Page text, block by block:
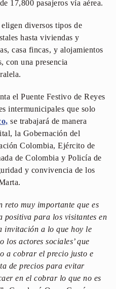
17,800 pasajeros vía aérea.
diversos tipos de
hasta viviendas y
casa fincas, y alojamientos
con una presencia
el Puente Festivo de Reyes
intermunicipales que solo
se trabajará de manera
la Gobernación del
Colombia, Ejército de
de Colombia y Policía de
y convivencia de los
reto muy importante que es
positiva para los visitantes en
invitación a lo que hoy le
los actores sociales’ que
a cobrar el precio justo e
de precios para evitar
en el cobrar lo que no es